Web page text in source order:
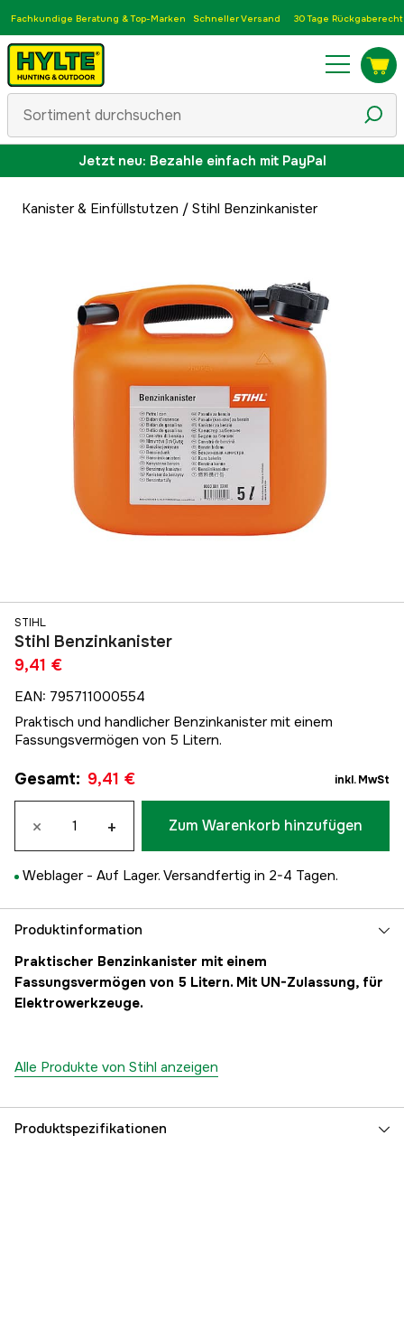
Fachkundige Beratung & Top-Marken Schneller Versand 30 Tage Rückgaberecht
Jetzt neu: Bezahle einfach mit PayPal
Kanister & Einfüllstutzen / Stihl Benzinkanister
STIHL
Stihl Benzinkanister
9,41 €
EAN: 795711000554
Praktisch und handlicher Benzinkanister mit einem
Fassungsvermögen von 5 Litern.
Gesamt: 9,41 € inkl. MwSt
× + Zum Warenkorb hinzufügen
Weblager - Auf Lager. Versandfertig in 2-4 Tagen.
Produktinformation
Praktischer Benzinkanister mit einem
Fassungsvermögen von 5 Litern. Mit UN-Zulassung, für
Elektrowerkzeuge.
Alle Produkte von Stihl anzeigen
Produktspezifikationen